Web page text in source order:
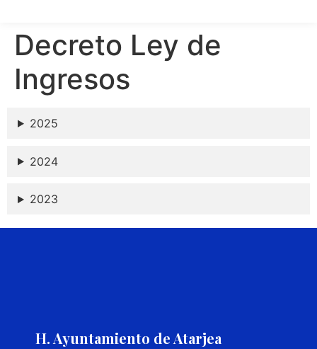
Decreto Ley de
Ingresos
2025
2024
2023
H. Ayuntamiento de Atarjea